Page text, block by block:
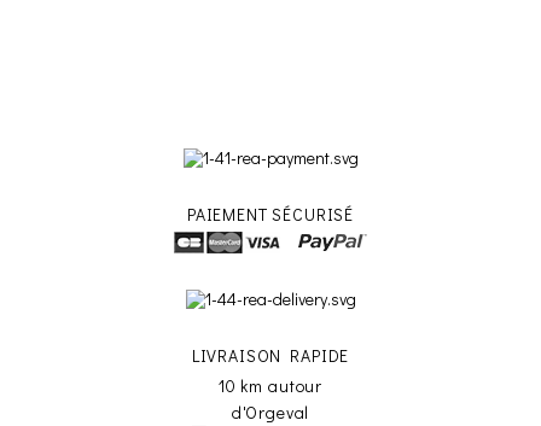
PAIEMENT SÉCURISÉ
LIVRAISON RAPIDE
10 km autour
d'Orgeval